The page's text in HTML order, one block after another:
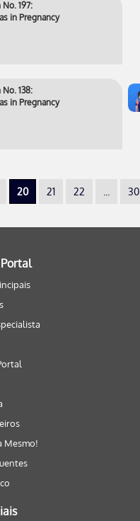
197:
in Pregnancy
138:
in Pregnancy
20 21 22
30
Mesmo!